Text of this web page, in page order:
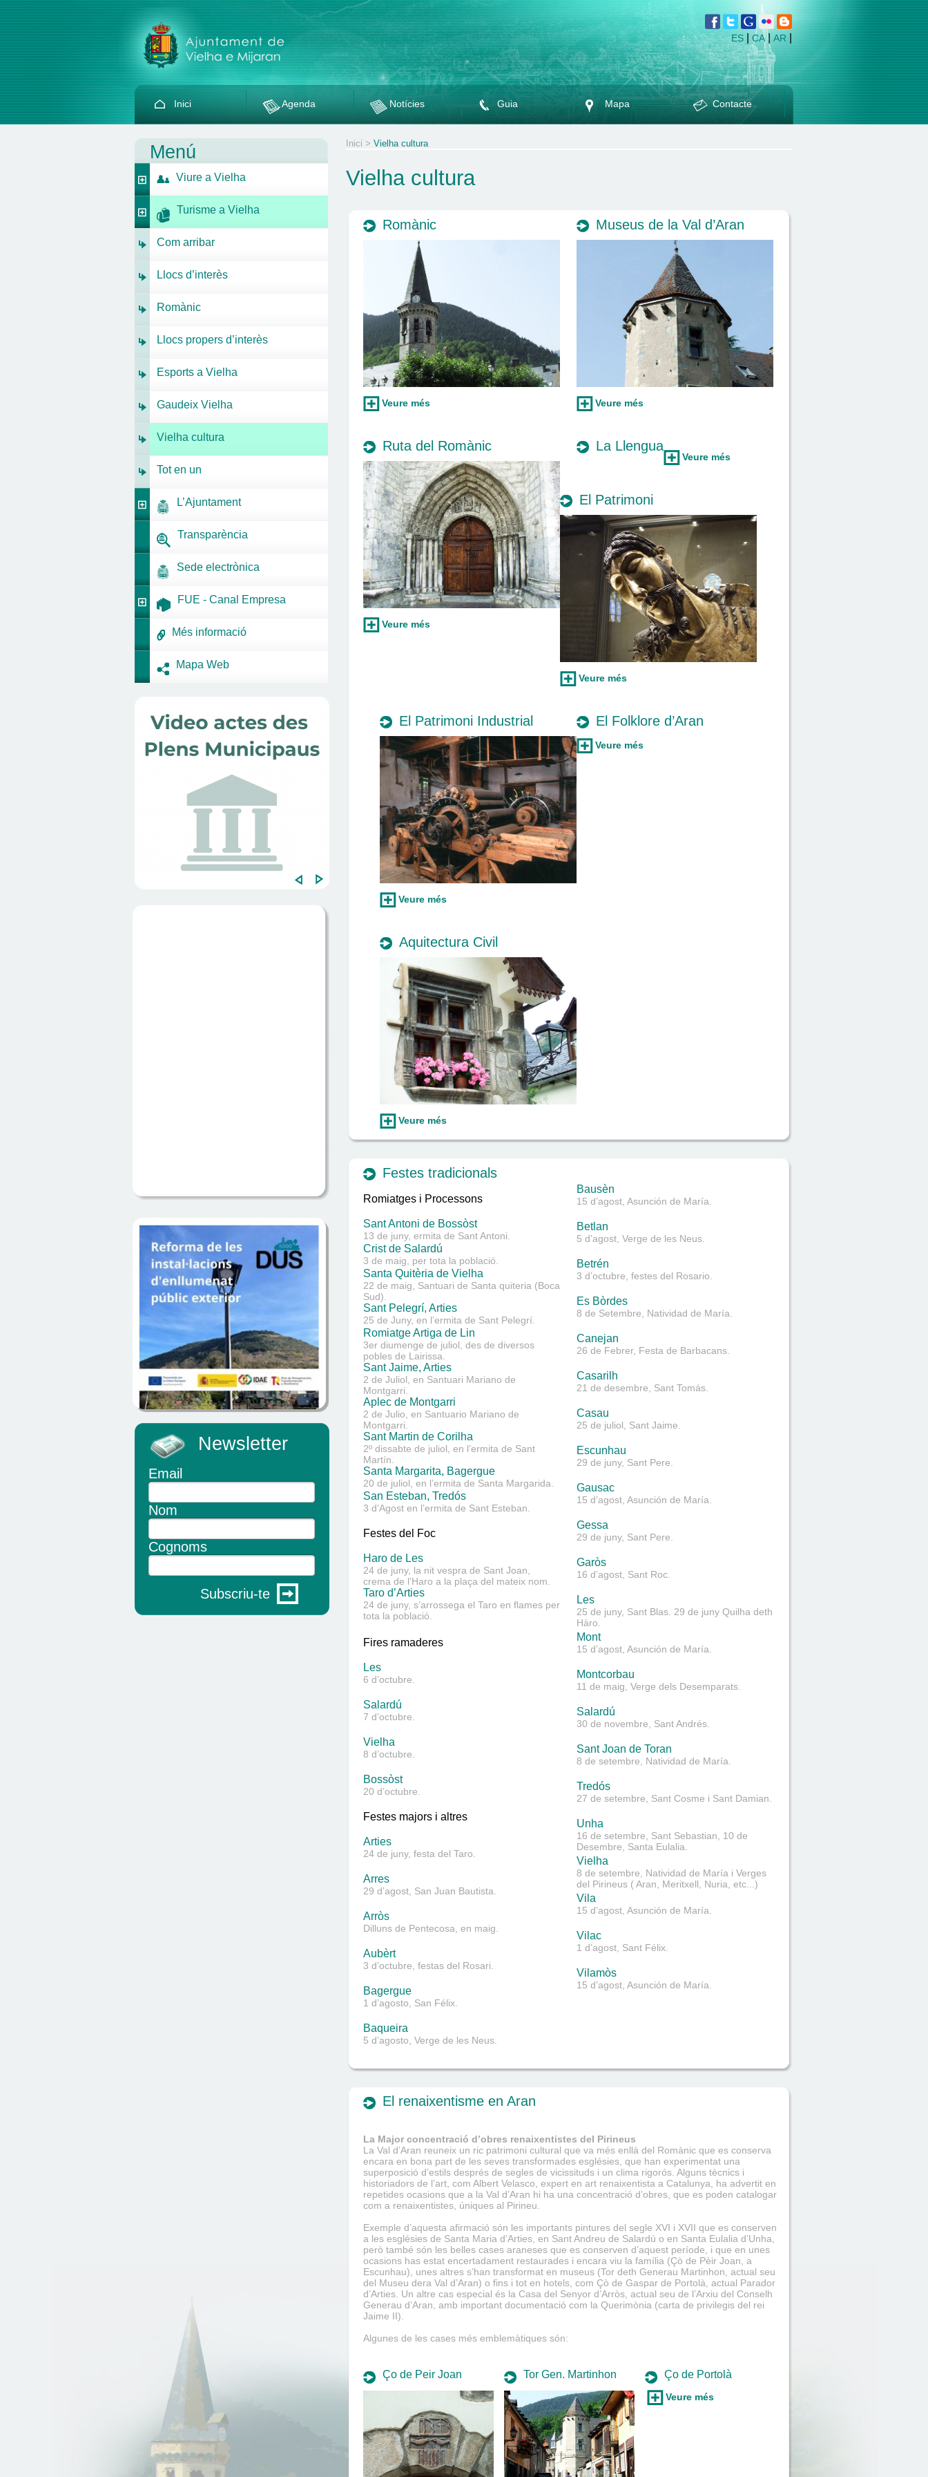
ES CA | AR
Inici Agenda Notícies Guia Mapa Contacte
Menú
Viure a Vielha
Turisme a Vielha
Com arribar
Llocs d’interès
Romànic
Llocs propers d’interès
Esports a Vielha
Gaudeix Vielha
Vielha cultura
Tot en un
L’Ajuntament
Transparència
Sede electrònica
FUE - Canal Empresa
Més informació
Mapa Web
Newsletter
Email
Nom
Cognoms
Subscriu-te
Inici > Vielha cultura
Vielha cultura
Romànic
Veure més
Museus de la Val d’Aran
Veure més
Ruta del Romànic
Veure més
La Llengua
Veure més
El Patrimoni
Veure més
El Patrimoni Industrial
Veure més
El Folklore d’Aran
Veure més
Aquitectura Civil
Veure més
Festes tradicionals
Romiatges i Processons
Sant Antoni de Bossòst
13 de juny, ermita de Sant Antoni.
Crist de Salardú
3 de maig, per tota la població.
Santa Quitèria de Vielha
22 de maig, Santuari de Santa quiteria (Boca
Sud).
Sant Pelegrí, Arties
25 de Juny, en l’ermita de Sant Pelegrí.
Romiatge Artiga de Lin
3er diumenge de juliol, des de diversos
pobles de Lairissa.
Sant Jaime, Arties
2 de Juliol, en Santuari Mariano de
Montgarri.
Aplec de Montgarri
2 de Julio, en Santuario Mariano de
Montgarri.
Sant Martin de Corilha
2º dissabte de juliol, en l’ermita de Sant
Martín.
Santa Margarita, Bagergue
20 de juliol, en l’ermita de Santa Margarida.
San Esteban, Tredós
3 d’Agost en l’ermita de Sant Esteban.
Festes del Foc
Haro de Les
24 de juny, la nit vespra de Sant Joan,
crema de l’Haro a la plaça del mateix nom.
Taro d’Arties
24 de juny, s’arrossega el Taro en flames per
tota la població.
Fires ramaderes
Les
6 d’octubre.
Salardú
7 d’octubre.
Vielha
8 d’octubre.
Bossòst
20 d’octubre.
Festes majors i altres
Arties
24 de juny, festa del Taro.
Arres
29 d’agost, San Juan Bautista.
Arròs
Dilluns de Pentecosa, en maig.
Aubèrt
3 d’octubre, festas del Rosari.
Bagergue
1 d’agosto, San Félix.
Baqueira
5 d’agosto, Verge de les Neus.
Bausèn
15 d’agost, Asunción de María.
Betlan
5 d’agost, Verge de les Neus.
Betrén
3 d’octubre, festes del Rosario.
Es Bòrdes
8 de Setembre, Natividad de María.
Canejan
26 de Febrer, Festa de Barbacans.
Casarilh
21 de desembre, Sant Tomás.
Casau
25 de juliol, Sant Jaime.
Escunhau
29 de juny, Sant Pere.
Gausac
15 d’agost, Asunción de María.
Gessa
29 de juny, Sant Pere.
Garòs
16 d’agost, Sant Roc.
Les
25 de juny, Sant Blas. 29 de juny Quilha deth
Hàro.
Mont
15 d’agost, Asunción de María.
Montcorbau
11 de maig, Verge dels Desemparats.
Salardú
30 de novembre, Sant Andrés.
Sant Joan de Toran
8 de setembre, Natividad de María.
Tredós
27 de setembre, Sant Cosme i Sant Damian.
Unha
16 de setembre, Sant Sebastian, 10 de
Desembre, Santa Eulalia.
Vielha
8 de setembre, Natividad de María i Verges
del Pirineus ( Aran, Meritxell, Nuria, etc...)
Vila
15 d’agost, Asunción de María.
Vilac
1 d’agost, Sant Félix.
Vilamòs
15 d’agost, Asunción de María.
El renaixentisme en Aran
La Major concentració d’obres renaixentistes del Pirineus
La Val d’Aran reuneix un ric patrimoni cultural que va més enllà del Romànic que es conserva
encara en bona part de les seves transformades esglésies, que han experimentat una
superposició d’estils després de segles de vicissituds i un clima rigorós. Alguns tècnics i
historiadors de l’art, com Albert Velasco, expert en art renaixentista a Catalunya, ha advertit en
repetides ocasions que a la Val d’Aran hi ha una concentració d’obres, que es poden catalogar
com a renaixentistes, úniques al Pirineu.
Exemple d’aquesta afirmació són les importants pintures del segle XVI i XVII que es conserven
a les esglésies de Santa Maria d’Arties, en Sant Andreu de Salardú o en Santa Eulalia d’Unha,
però també són les belles cases araneses que es conserven d’aquest període, i que en unes
ocasions has estat encertadament restaurades i encara viu la família (Çò de Pèir Joan, a
Escunhau), unes altres s’han transformat en museus (Tor deth Generau Martinhon, actual seu
del Museu dera Val d’Aran) o fins i tot en hotels, com Çò de Gaspar de Portolà, actual Parador
d’Arties. Un altre cas especial és la Casa del Senyor d’Arròs, actual seu de l’Arxiu del Conselh
Generau d’Aran, amb important documentació com la Querimònia (carta de privilegis del rei
Jaime II).
Algunes de les cases més emblemàtiques són:
Ço de Peir Joan Tor Gen. Martinhon Ço de Portolà
Veure més